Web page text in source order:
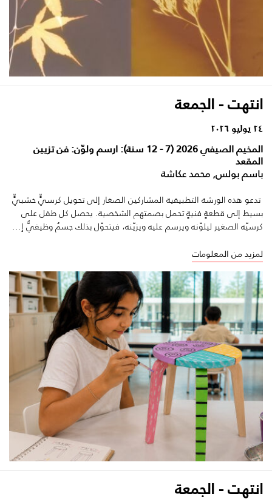
انتهت - الجمعة
٢٤ يوليو ٢٠٢٦
المخيم الصيفي 2026 (7 - 12 سنة): ارسم ولوّن: فن تزيين
المقعد
باسم بولس, محمد عكاشة
تدعو هذه الورشة التطبيقية المشاركين الصغار إلى تحويل كرسيٍّ خشبيٍّ
بسيط إلى قطعةٍ فنيةٍ تحمل بصمتهم الشخصية. يحصل كل طفل على
كرسيّه الصغير ليلوّنه ويرسم عليه ويزيّنه، فيتحوّل بذلك جسمٌ وظيفيٌّ إ...
لمزيد من المعلومات
انتهت - الجمعة